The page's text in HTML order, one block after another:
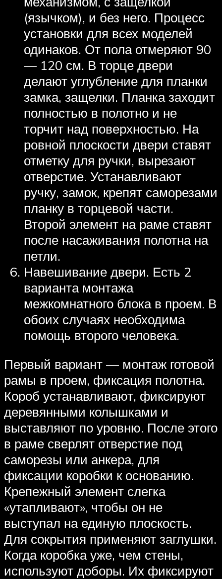
(язычком), и без него. Процесс
установки для всех моделей
одинаков. От пола отмеряют 90
— 120 см. В торце двери
делают углубление для планки
замка, защелки. Планка заходит
полностью в полотно и не
торчит над поверхностью. На
ровной плоскости двери ставят
отметку для ручки, вырезают
отверстие. Устанавливают
ручку, замок, крепят саморезами
планку в торцевой части.
Второй элемент на раме ставят
после насаживания полотна на
петли.
Навешивание двери. Есть 2
варианта монтажа
межкомнатного блока в проем. В
обоих случаях необходима
помощь второго человека.
Первый вариант — монтаж готовой
рамы в проем, фиксация полотна.
Короб устанавливают, фиксируют
деревянными колышками и
выставляют по уровню. После этого
в раме сверлят отверстие под
саморезы или анкера, для
фиксации коробки к основанию.
Крепежный элемент слегка
«утапливают», чтобы он не
выступал на единую плоскость.
Для сокрытия применяют заглушки.
Когда коробка уже, чем стены,
используют доборы. Их фиксируют